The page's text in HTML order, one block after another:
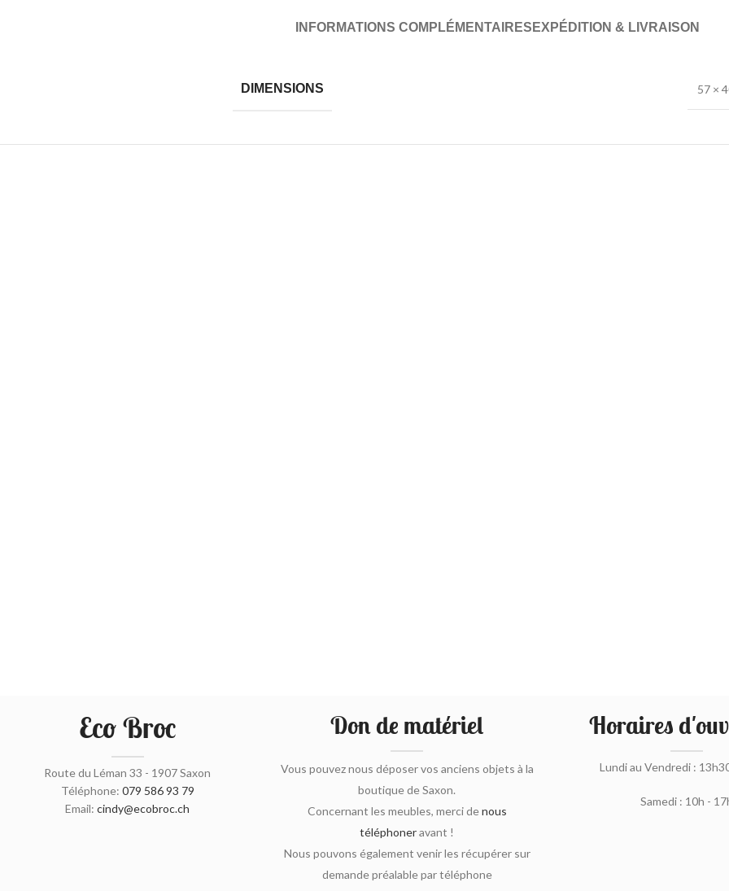
INFORMATIONS COMPLÉMENTAIRES EXPÉDITION & LIVRAISON
DIMENSIONS 57 ×
Eco Broc
Route du Léman 33 - 1907 Saxon
Téléphone: 079 586 93 79
Email:cindy@ecobroc.ch
Don de matériel
Vous pouvez nous déposer vos anciens objets à la
boutique de Saxon.
Concernant les meubles, merci denous
téléphoneravant !
Nous pouvons également venir les récupérer sur
demande préalable par téléphone
Horaires
Lundi au Vendredi :
Samedi : 10h -